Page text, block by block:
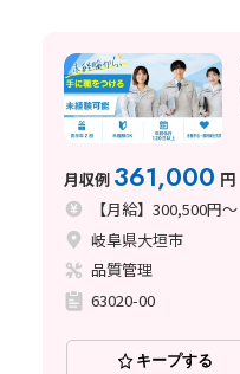
月収例 361,000 円
【月給】300,500円～
岐阜県大垣市
品質管理
63020-00
キープする